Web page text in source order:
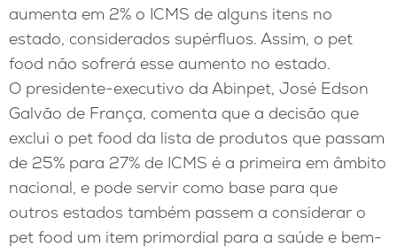
aumenta em 2% o ICMS de alguns itens no
estado, considerados supérfluos. Assim, o pet
food não sofrerá esse aumento no estado.
O presidente-executivo da Abinpet, José Edson
Galvão de França, comenta que a decisão que
exclui o pet food da lista de produtos que passam
de 25% para 27% de ICMS é a primeira em âmbito
nacional, e pode servir como base para que
outros estados também passem a considerar o
pet food um item primordial para a saúde e bem-